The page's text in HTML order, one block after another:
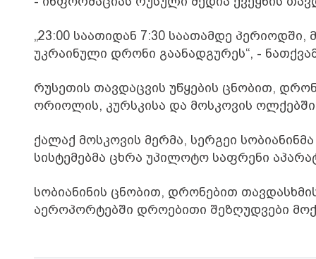
„23:00 საათიდან 7:30 საათამდე პერიოდში,
უკრაინული დრონი გაანადგურეს“, -
რუსეთის თავდაცვის უწყების ცნობით,
ორიოლის, კურსკისა და მოსკოვის
ქალაქ მოსკოვის მერმა, სერგეი
სისტემებმა ცხრა უპილოტო საფრენი
სობიანინის ცნობით, დრონებით
აეროპორტებში დროებითი შეზღუდვები